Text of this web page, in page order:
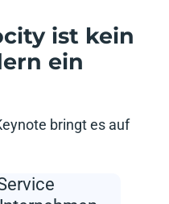
ist kein
ein
bringt es auf